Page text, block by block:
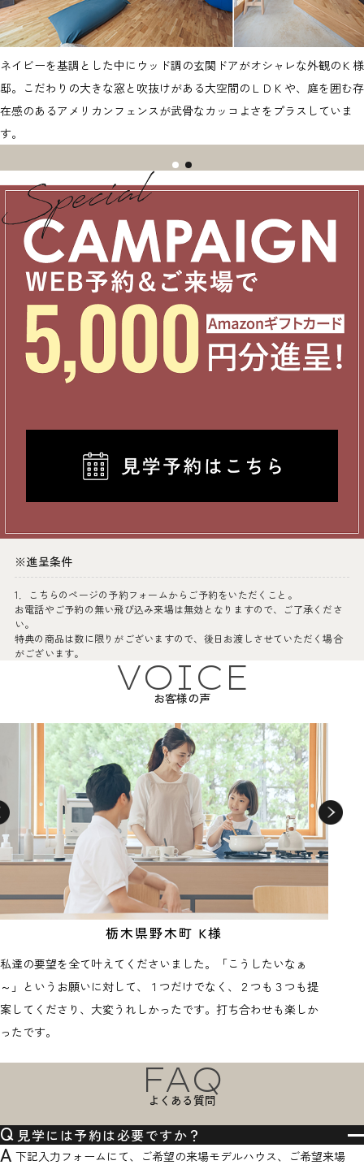
ネイビーを基調とした中にウッド調の玄関ドアがオシャレな外観のＫ様
邸。こだわりの大きな窓と吹抜けがある大空間のＬＤＫや、庭を囲む存
在感のあるアメリカンフェンスが武骨なカッコよさをプラスしていま
す。
※進呈条件
1．こちらのページの予約フォームからご予約をいただくこと。
お電話やご予約の無い飛び込み来場は無効となりますので、ご了承くださ
い。
特典の商品は数に限りがございますので、後日お渡しさせていただく場合
がございます。
2．ご夫婦お二人でご来場の方。
※やむを得ずお一人でご来場の場合は二回目以降のお打ち合わせの際、ご
い。
※上記以外の未婚で建築予定の方はその旨、営業担当へお伝えください。
3．2年以内に弊社施工可能エリアにて新築を検討している方。
※施工可能エリア:古河市や小山市、またその近隣エリア
4．はじめて当社にご来場される方。
5．他社契約済みもしくは他社建築予定の方は対象外となります。
6．来場の際に、弊社からご依頼するアンケートにご協力いただける方。
7．プレゼントお渡しの際に、弊社公式インスタグラムのフォローをお願い
しております。ご来場前にご登録いただくと当日のお渡しがスムーズで
VOICE
お客様の声
栃木県野木町 K様
私達の要望を全て叶えてくださいました。「こうしたいなぁ
～」というお願いに対して、１つだけでなく、２つも３つも提
案してくださり、大変うれしかったです。打ち合わせも楽しか
ったです。
FAQ
よくある質問
Q見学には予約は必要ですか？
A 下記入力フォームにて、ご希望の来場モデルハウス、ご希望来場